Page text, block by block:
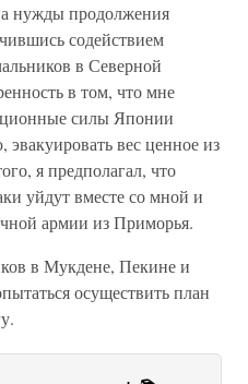
нужды продолжения
содействием
в Северной
в том, что мне
силы Японии
вес ценное из
я предполагал, что
уйдут вместе со мной и
армии из Приморья.
в Мукдене, Пекине и
осуществить план